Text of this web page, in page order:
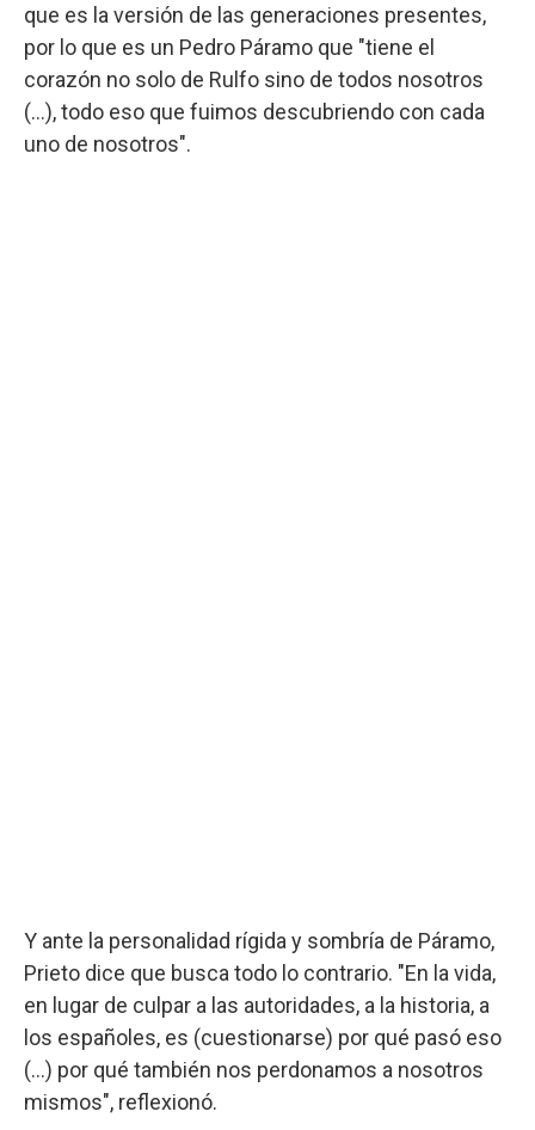
que es la versión de las generaciones presentes,
por lo que es un Pedro Páramo que "tiene el
corazón no solo de Rulfo sino de todos nosotros
(...), todo eso que fuimos descubriendo con cada
uno de nosotros".
Y ante la personalidad rígida y sombría de Páramo,
Prieto dice que busca todo lo contrario. "En la vida,
en lugar de culpar a las autoridades, a la historia, a
los españoles, es (cuestionarse) por qué pasó eso
(...) por qué también nos perdonamos a nosotros
mismos", reflexionó.